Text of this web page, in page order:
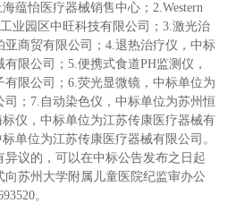
蕴怡医疗器械销售中心；2.Western
业园区中旺科技有限公司；3.激光治
商贸有限公司；4.退热治疗仪，中标
限公司；5.便携式食道PH监测仪，
限公司；6.荧光显微镜，中标单位为
；7.自动染色仪，中标单位为苏州恒
仪，中标单位为江苏传康医疗器械有
单位为江苏传康医疗器械有限公司。
议的，可以在中标公告发布之日起
苏州大学附属儿童医院纪监审办公
。